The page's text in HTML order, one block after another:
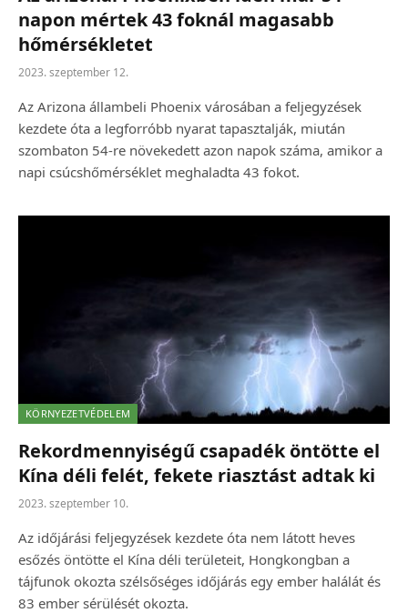
napon mértek 43 foknál magasabb
hőmérsékletet
2023. szeptember 12.
Az Arizona állambeli Phoenix városában a feljegyzések
kezdete óta a legforróbb nyarat tapasztalják, miután
szombaton 54-re növekedett azon napok száma, amikor a
napi csúcshőmérséklet meghaladta 43 fokot.
KÖRNYEZETVÉDELEM
Rekordmennyiségű csapadék öntötte el
Kína déli felét, fekete riasztást adtak ki
2023. szeptember 10.
Az időjárási feljegyzések kezdete óta nem látott heves
esőzés öntötte el Kína déli területeit, Hongkongban a
tájfunok okozta szélsőséges időjárás egy ember halálát és
83 ember sérülését okozta.